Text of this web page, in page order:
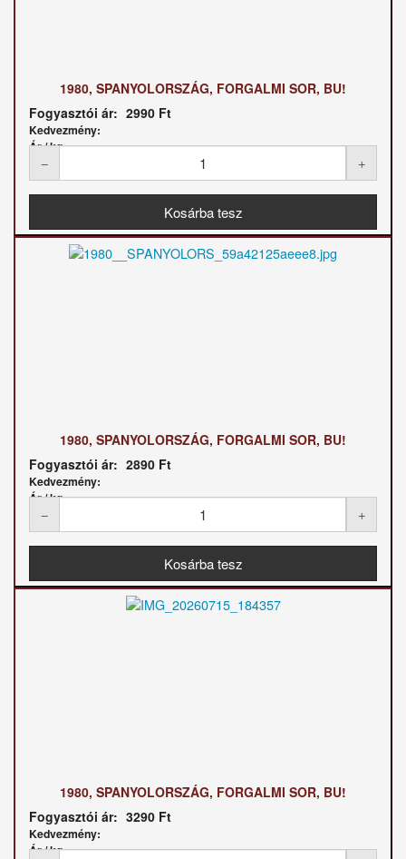
1980, SPANYOLORSZÁG, FORGALMI SOR, BU!
Fogyasztói ár: 2990 Ft
Kedvezmény:
Ár / kg:
1980, SPANYOLORSZÁG, FORGALMI SOR, BU!
Fogyasztói ár: 2890 Ft
Kedvezmény:
Ár / kg:
1980, SPANYOLORSZÁG, FORGALMI SOR, BU!
Fogyasztói ár: 3290 Ft
Kedvezmény:
Ár / kg: